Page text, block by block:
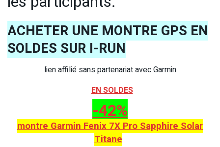
ACHETER UNE MONTRE GPS EN
SOLDES SUR I-RUN
lien affilié sans partenariat avec Garmin
EN SOLDES
-42%
montre Garmin Fenix 7X Pro Sapphire Solar
Titane